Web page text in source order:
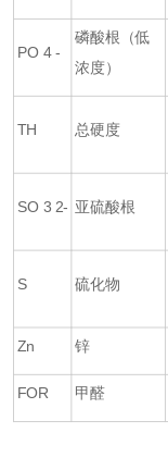
PO4 -
磷酸根（低
浓度）
TH 总硬度
SO 3 2- 亚硫酸根
S 硫化物
Zn 锌
FOR 甲醛